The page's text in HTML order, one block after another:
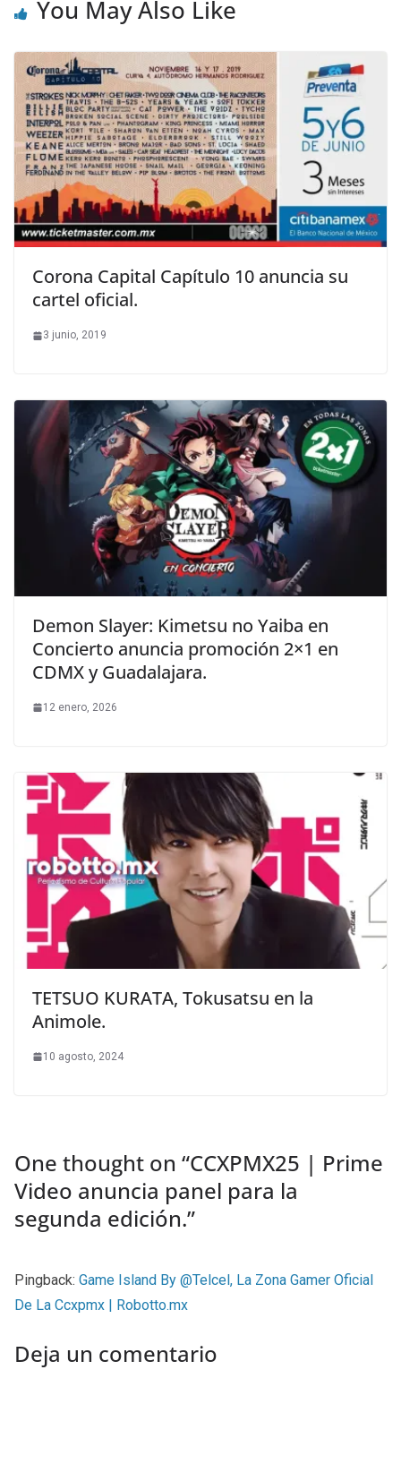
You May Also Like
Corona Capital Capítulo 10 anuncia su
cartel oficial.
3 junio, 2019
Demon Slayer: Kimetsu no Yaiba en
Concierto anuncia promoción 2×1 en
CDMX y Guadalajara.
12 enero, 2026
TETSUO KURATA, Tokusatsu en la
Animole.
10 agosto, 2024
One thought on “CCXPMX25 | Prime
Video anuncia panel para la
segunda edición.”
Pingback: Game Island By @Telcel, La Zona Gamer Oficial
De La Ccxpmx | Robotto.mx
Deja un comentario